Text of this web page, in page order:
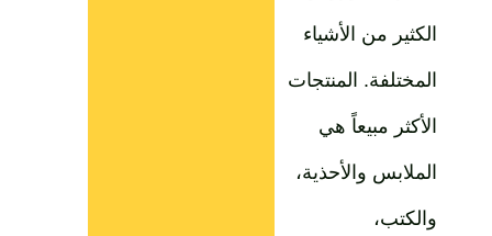
الكثير من الأشياء
المختلفة. المنتجات
الأكثر مبيعاً هي
الملابس والأحذية،
والكتب،